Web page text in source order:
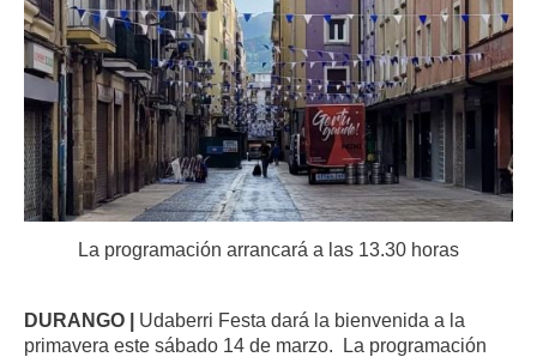
La programación arrancará a las 13.30 horas
DURANGO | Udaberri Festa dará la bienvenida a la
primavera este sábado 14 de marzo. La programación